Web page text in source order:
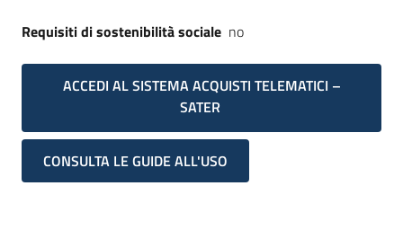
Requisiti di sostenibilità sociale no
ACCEDI AL SISTEMA ACQUISTI TELEMATICI –
SATER
CONSULTA LE GUIDE ALL'USO